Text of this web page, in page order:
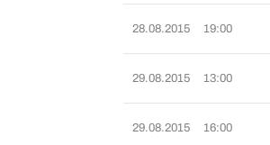
28.08.2015 19:00
29.08.2015 13:00
29.08.2015 16:00